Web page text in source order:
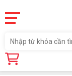
Trang chủ